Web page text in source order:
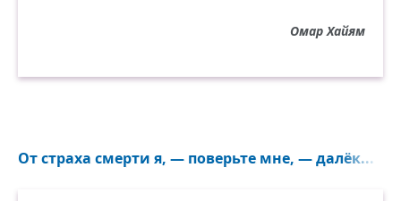
Омар Хайям
От страха смерти я, — поверьте мне, — далёк...